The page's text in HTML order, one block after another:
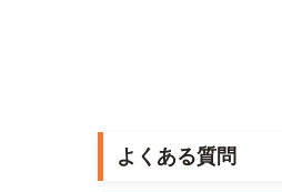
よくある質問